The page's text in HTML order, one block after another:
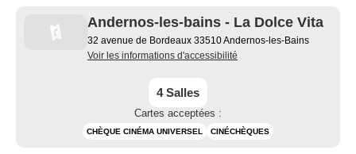
Andernos-les-bains - La Dolce Vita
32 avenue de Bordeaux 33510 Andernos-les-Bains
Voir les informations d'accessibilité
4 Salles
Cartes acceptées :
CHÈQUE CINÉMA UNIVERSEL CINÉCHÈQUES